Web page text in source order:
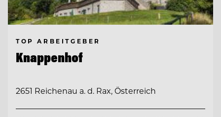
TOP ARBEITGEBER
Knappenhof
2651 Reichenau a. d. Rax, Österreich